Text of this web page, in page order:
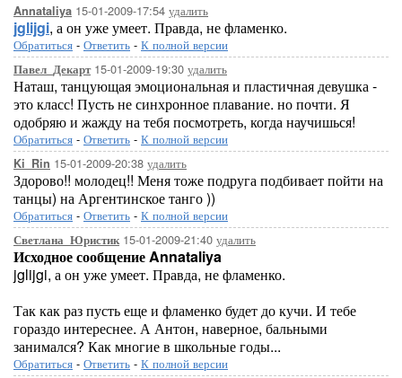
Annataliya 15-01-2009-17:54 удалить
jglijgi, а он уже умеет. Правда, не фламенко.
Обратиться - Ответить - К полной версии
Павел_Декарт15-01-2009-19:30 удалить
Наташ, танцующая эмоциональная и пластичная девушка -
это класс! Пусть не синхронное плавание. но почти. Я
одобряю и жажду на тебя посмотреть, когда научишься!
Обратиться - Ответить - К полной версии
Ki_Rin 15-01-2009-20:38 удалить
Здорово!! молодец!! Меня тоже подруга подбивает пойти на
танцы) на Аргентинское танго ))
Обратиться - Ответить - К полной версии
Светлана_Юристик15-01-2009-21:40 удалить
Исходное сообщение Annataliya
jglijgi, а он уже умеет. Правда, не фламенко.
Так как раз пусть еще и фламенко будет до кучи. И тебе
гораздо интереснее. А Антон, наверное, бальными
занимался? Как многие в школьные годы...
Обратиться - Ответить - К полной версии